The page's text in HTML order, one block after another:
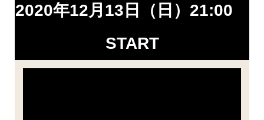
2020年12月13日（日）21:00
START